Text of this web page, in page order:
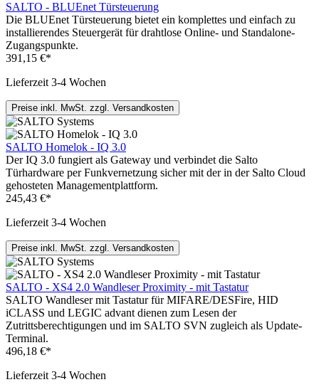
SALTO - BLUEnet Türsteuerung
Die BLUEnet Türsteuerung bietet ein komplettes und einfach zu
installierendes Steuergerät für drahtlose Online- und Standalone-
Zugangspunkte.
391,15 €*
Lieferzeit 3-4 Wochen
Preise inkl. MwSt. zzgl. Versandkosten
SALTO Homelok - IQ 3.0
Der IQ 3.0 fungiert als Gateway und verbindet die Salto
Türhardware per Funkvernetzung sicher mit der in der Salto Cloud
gehosteten Managementplattform.
245,43 €*
Lieferzeit 3-4 Wochen
Preise inkl. MwSt. zzgl. Versandkosten
SALTO - XS4 2.0 Wandleser Proximity - mit Tastatur
SALTO Wandleser mit Tastatur für MIFARE/DESFire, HID
iCLASS und LEGIC advant dienen zum Lesen der
Zutrittsberechtigungen und im SALTO SVN zugleich als Update-
Terminal.
496,18 €*
Lieferzeit 3-4 Wochen